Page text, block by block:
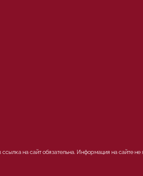
на сайт обязательна. Информация на сайте не